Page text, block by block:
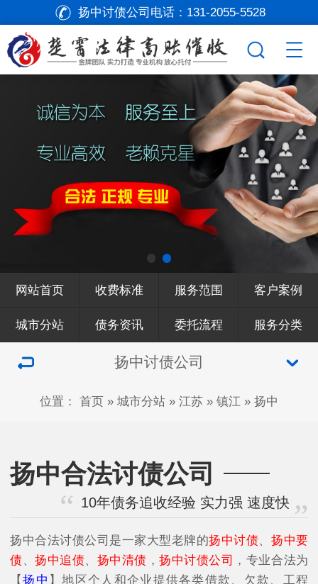
扬中讨债公司电话： 131-2055-5528
网站首页 收费标准 服务范围 客户案例
城市分站 债务资讯 委托流程 服务分类
扬中讨债公司
位置： 首页 » 城市分站 » 江苏 » 镇江 » 扬中
扬中合法讨债公司
10年债务追收经验 实力强 速度快
扬中合法讨债公司是一家大型老牌的扬中讨债
扬中要
债 、扬中追债 扬中清债 ，扬中讨债公司 ，专业合法为
【扬中 】地区个人和企业提供各类借款、欠款、工程